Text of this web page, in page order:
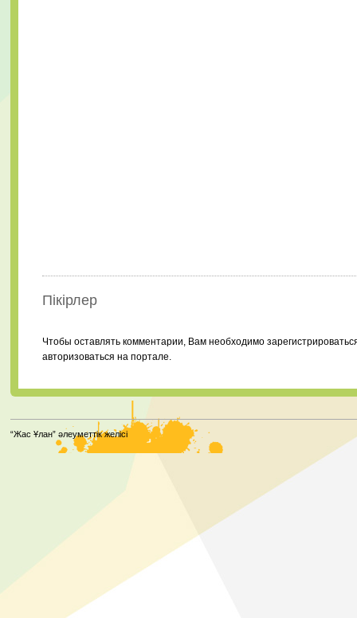
Пікірлер
Чтобы оставлять комментарии, Вам необходимо
авторизоваться на портале.
“Жас Ұлан” әлеуметтік желісі